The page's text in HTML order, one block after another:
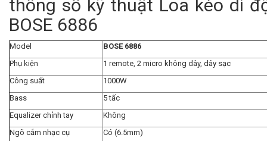
thông số kỹ thuật Loa kéo di
BOSE 6886
Model
BOSE 6886
Phụ kiện
1 remote, 2 micro không dây, dây sạc
Công suất
1000W
Bass
5 tấc
Equalizer chỉnh tay
Không
Ngõ cắm nhạc cụ
Có (6.5mm)